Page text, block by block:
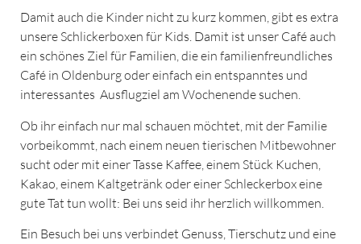
Damit auch die Kinder nicht zu kurz kommen, gibt es extra
unsere Schlickerboxen für Kids. Damit ist unser Café auch
ein schönes Ziel für Familien, die ein familienfreundliches
Café in Oldenburg oder einfach ein entspanntes und
interessantes Ausflugziel am Wochenende suchen.
Ob ihr einfach nur mal schauen möchtet, mit der Familie
vorbeikommt, nach einem neuen tierischen Mitbewohner
sucht oder mit einer Tasse Kaffee, einem Stück Kuchen,
Kakao, einem Kaltgetränk oder einer Schleckerbox eine
gute Tat tun wollt: Bei uns seid ihr herzlich willkommen.
Ein Besuch bei uns verbindet Genuss, Tierschutz und eine